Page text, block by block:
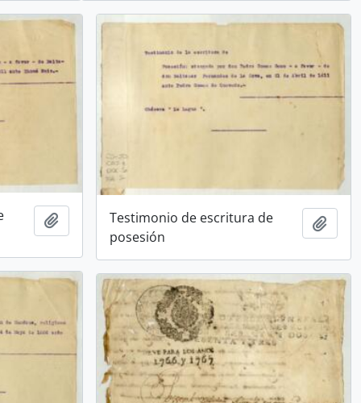
Añadir al portapapeles
Testimonio de escritura de
posesión